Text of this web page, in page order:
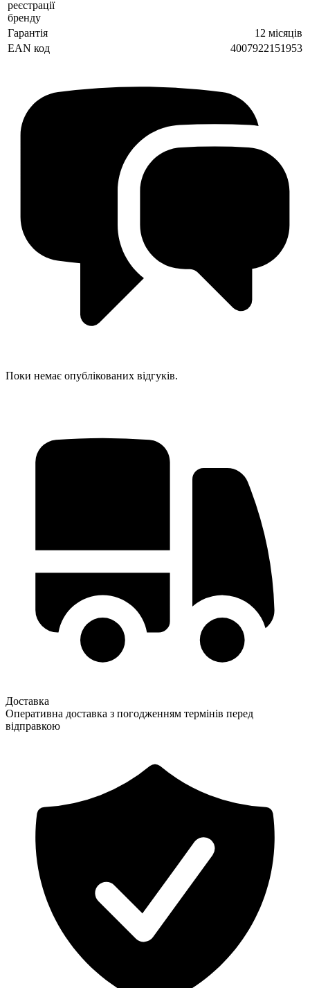
реєстрації
бренду
Гарантія
12 місяців
EAN код
4007922151953
Поки немає опублікованих відгуків.
Доставка
Оперативна доставка з погодженням термінів перед
відправкою